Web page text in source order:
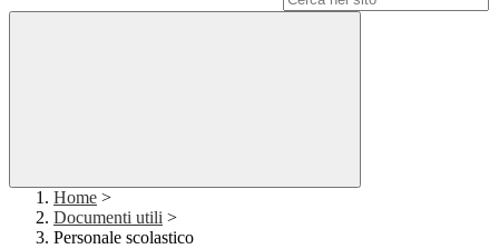
Home >
Documenti utili >
Personale scolastico